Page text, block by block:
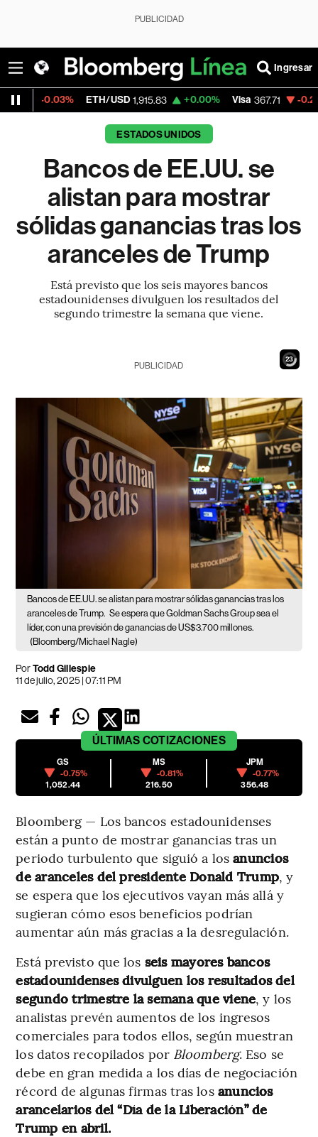
PUBLICIDAD
Ingresar
ETH/USD 1,915.83 +0.00% Visa 367.71 -0.23%
ESTADOS UNIDOS
Bancos de EE.UU. se
alistan para mostrar
sólidas ganancias tras los
aranceles de Trump
Está previsto que los seis mayores bancos
estadounidenses divulguen los resultados del
segundo trimestre la semana que viene.
21
PUBLICIDAD
Bancos de EE.UU. se alistan para mostrar sólidas ganancias tras los
aranceles de Trump. Se espera que Goldman Sachs Group sea el
líder, con una previsión de ganancias de US$3.700 millones.
(Bloomberg/Michael Nagle)
PorTodd Gillespie
11 de julio, 2025 | 07:11 PM
ÚLTIMAS COTIZACIONES
GS
-0.75%
1,052.44
MS
-0.81%
216.50
JPM
-0.77%
356.48
Bloomberg — Los bancos estadounidenses
están a punto de mostrar ganancias tras un
periodo turbulento que siguió a losanuncios
de aranceles del presidente Donald Trump, y
se espera que los ejecutivos vayan más allá y
sugieran cómo esos beneficios podrían
aumentar aún más gracias a la desregulación.
Está previsto que los seis mayores bancos
estadounidenses divulguen los resultados del
segundo trimestre la semana que viene, y los
analistas prevén aumentos de los ingresos
comerciales para todos ellos, según muestran
los datos recopilados por Bloomberg. Eso se
debe en gran medida a los días de negociación
récord de algunas firmas tras los anuncios
arancelarios del “Día de la Liberación” de
Trump en abril.